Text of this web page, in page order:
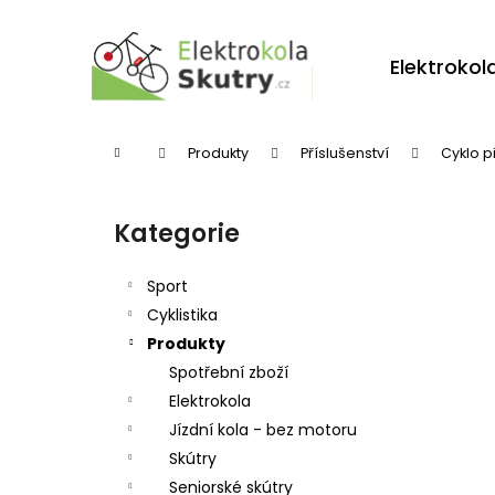
Domů Produkty Příslušenství Cyklo
Přeskočit
kategorie
Kategorie
Sport
Cyklistika
Produkty
Spotřební zboží
Elektrokola
Jízdní kola - bez motoru
Skútry
Seniorské skútry
Zpět
Zpět